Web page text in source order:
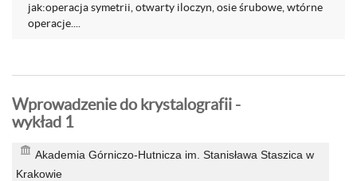
jak:operacja symetrii, otwarty iloczyn, osie śrubowe, wtórne
operacje....
Wprowadzenie do krystalografii -
wykład 1
Akademia Górniczo-Hutnicza im. Stanisława Staszica w
Krakowie